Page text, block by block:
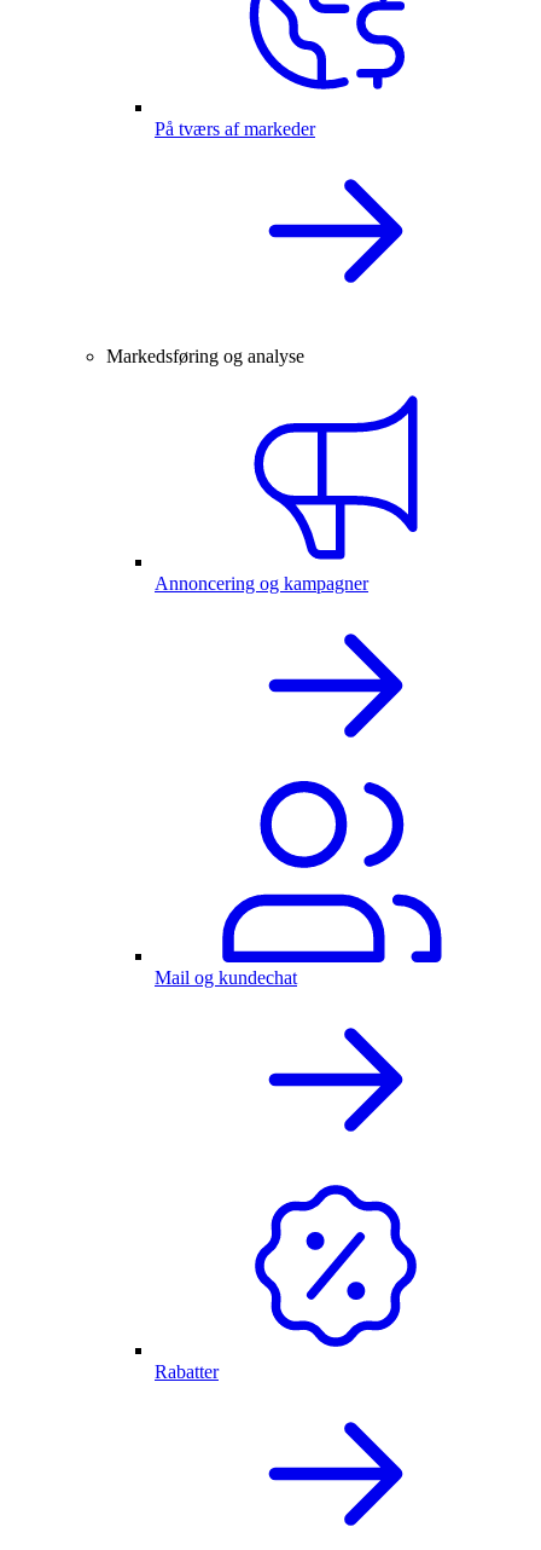
På tværs af markeder
Markedsføring og analyse
Annoncering og kampagner
Mail og kundechat
Rabatter